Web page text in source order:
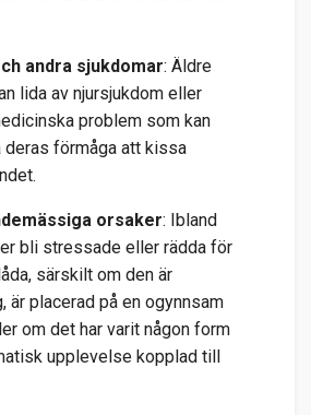
andra sjukdomar: Äldre
lida av njursjukdom eller
problem som kan
deras förmåga att kissa
orsaker: Ibland
bli stressade eller rädda för
särskilt om den är
är placerad på en ogynnsam
om det har varit någon form
upplevelse kopplad till